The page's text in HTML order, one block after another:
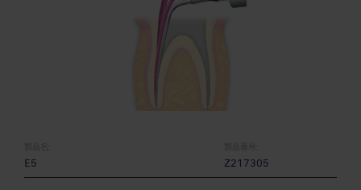
製品名:
E5
製品番号:
Z217305